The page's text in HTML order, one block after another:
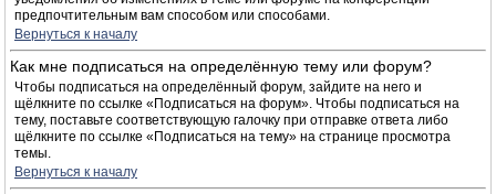
предпочтительным вам способом или способами.
Вернуться к началу
Как мне подписаться на определённую тему или форум?
Чтобы подписаться на определённый форум, зайдите на него и
щёлкните по ссылке «Подписаться на форум». Чтобы подписаться на
тему, поставьте соответствующую галочку при отправке ответа либо
щёлкните по ссылке «Подписаться на тему» на странице просмотра
темы.
Вернуться к началу